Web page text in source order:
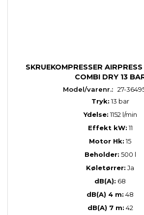
SKRUEKOMPRESSER
COMBI DRY 13
Model/varenr.: 27-
Tryk:13 bar
Ydelse:1152 l/min
Effekt kW:11
Motor Hk:15
Beholder: 500 l
Køletørrer: Ja
dB(A): 68
dB(A) 4 m: 48
dB(A) 7 m: 42